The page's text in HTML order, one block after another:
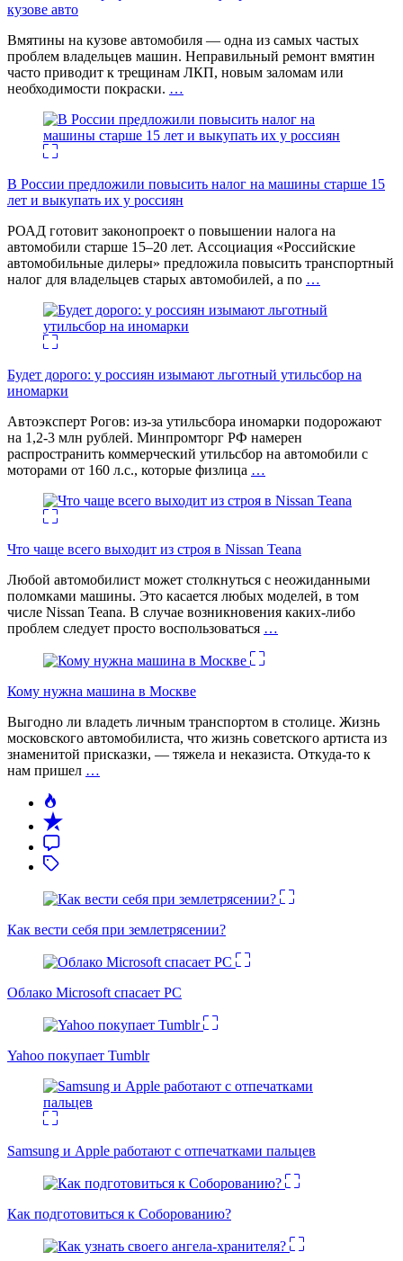
кузове авто
Вмятины на кузове автомобиля — одна из самых частых
проблем владельцев машин. Неправильный ремонт вмятин
часто приводит к трещинам ЛКП, новым заломам или
необходимости покраски. …
В России предложили повысить налог на машины старше 15
лет и выкупать их у россиян
РОАД готовит законопроект о повышении налога на
автомобили старше 15–20 лет. Ассоциация «Российские
автомобильные дилеры» предложила повысить транспортный
налог для владельцев старых автомобилей, а по …
Будет дорого: у россиян изымают льготный утильсбор на
иномарки
Автоэксперт Рогов: из-за утильсбора иномарки подорожают
на 1,2-3 млн рублей. Минпромторг РФ намерен
распространить коммерческий утильсбор на автомобили с
моторами от 160 л.с., которые физлица …
Что чаще всего выходит из строя в Nissan Teana
Любой автомобилист может столкнуться с неожиданными
поломками машины. Это касается любых моделей, в том
числе Nissan Teana. В случае возникновения каких-либо
проблем следует просто воспользоваться …
Кому нужна машина в Москве
Выгодно ли владеть личным транспортом в столице. Жизнь
московского автомобилиста, что жизнь советского артиста из
знаменитой присказки, — тяжела и неказиста. Откуда-то к
нам пришел …
Как вести себя при землетрясении?
Облако Microsoft спасает PC
Yahoo покупает Tumblr
Samsung и Apple работают с отпечатками пальцев
Как подготовиться к Соборованию?